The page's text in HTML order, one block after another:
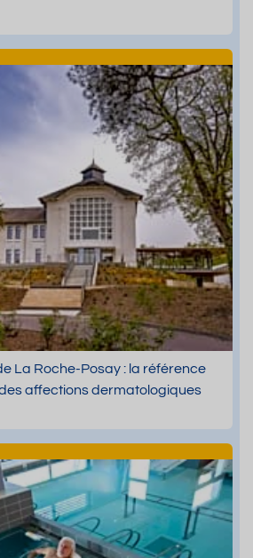
La Roche-Posay : la référence
affections dermatologiques